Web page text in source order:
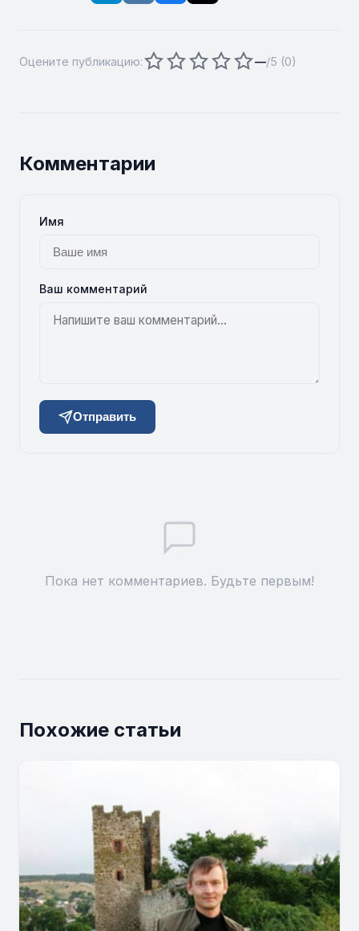
Оцените публикацию: —/5 (0)
Комментарии
Имя
Ваш комментарий
Отправить
Пока нет комментариев. Будьте первым!
Похожие статьи